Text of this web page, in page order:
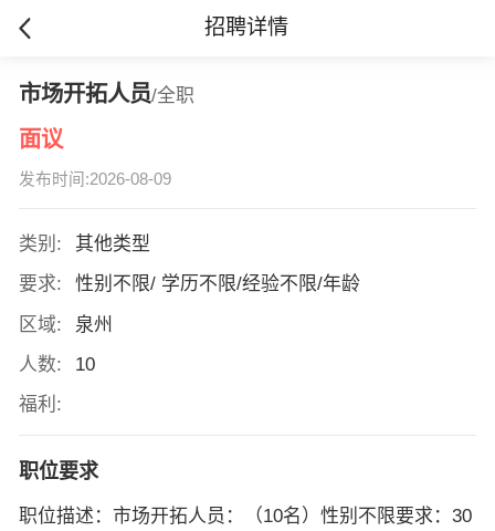
招聘详情
市场开拓人员/全职
面议
发布时间:2026-08-09
类别:
其他类型
要求:
性别不限/ 学历不限/经验不限/年龄
区域:
泉州
人数:
10
福利:
职位要求
职位描述：市场开拓人员：（10名）性别不限要求：30